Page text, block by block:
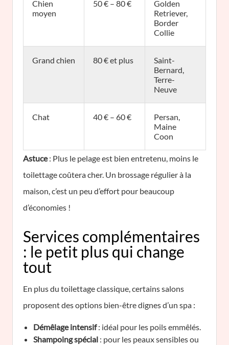
Chien
moyen
50 € – 80 €
Golden
Retriever,
Border
Collie
Grand chien 80 € et plus
Saint-
Bernard,
Terre-
Neuve
Chat 40 € – 60 €
Persan,
Maine
Coon
Astuce: Plus le pelage est bien entretenu, moins le
toilettage coûtera cher. Un brossage régulier à la
maison, c’est un peu d’effort pour beaucoup
d’économies !
Services complémentaires
: le petit plus qui change
tout
En plus du toilettage classique, certains salons
proposent des options bien-être dignes d’un spa :
Démêlage intensif: idéal pour les poils emmêlés.
Shampoing spécial : pour les peaux sensibles ou